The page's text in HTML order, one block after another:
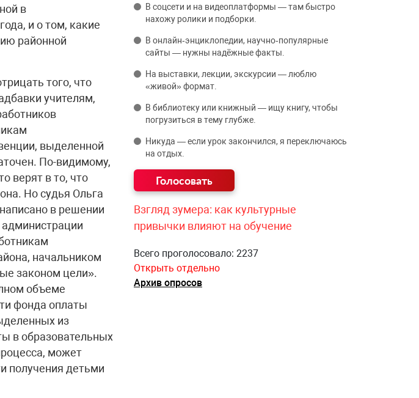
в
и о том, какие
районной
того, что
учителям,
выделенной
По-видимому,
верят в то, что
Но судья Ольга
в решении
администрации
начальником
законом цели».
объеме
фонда оплаты
из
в образовательных
может
получения детьми
В соцсети и на видеоплатформы — там быстро
нахожу ролики и подборки.
В онлайн‑энциклопедии, научно‑популярные
сайты — нужны надёжные факты.
На выставки, лекции, экскурсии — люблю
«живой» формат.
В библиотеку или книжный — ищу книгу, чтобы
погрузиться в тему глубже.
Никуда — если урок закончился, я переключаюсь
на отдых.
Взгляд зумера: как культурные
привычки влияют на обучение
Всего проголосовало: 2237
Открыть отдельно
Архив опросов